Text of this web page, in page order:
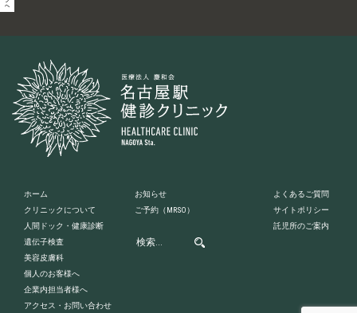
ホーム
クリニックについて
人間ドック・健康診断
遺伝子検査
美容皮膚科
個人のお客様へ
企業内担当者様へ
アクセス・お問い合わせ
お知らせ
ご予約 （MRSO）
よくあるご質問
サイトポリシー
託児所のご案内